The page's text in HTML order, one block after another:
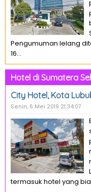
Pengumuman lelang
16...
Hotel di Sumatera
City Hotel, Kota
Senin, 6 Mei 2019 21:34:07
termasuk hotel yang